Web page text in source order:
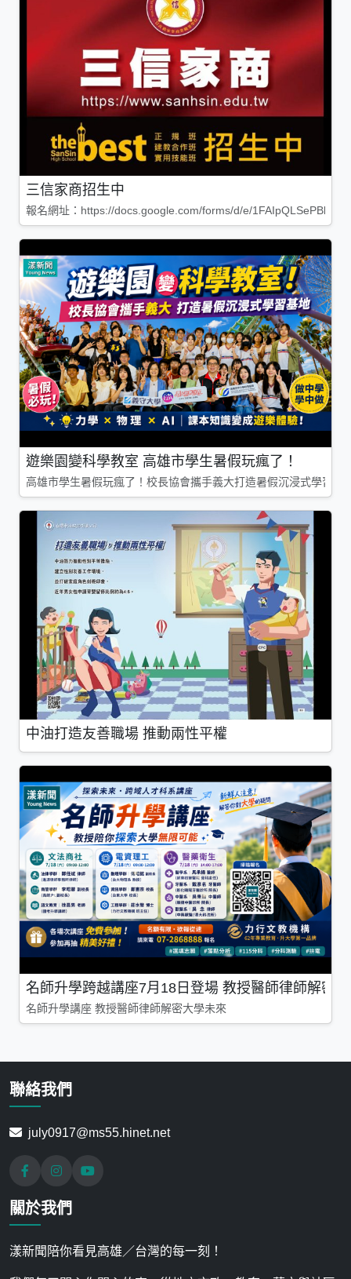
三信家商招生中
報名網址：https://docs.google.com/forms/d/e/
遊樂園變科學教室 高雄市學生暑假玩瘋了！
高雄市學生暑假玩瘋了！校長協會攜手義大打造暑假沉浸式學習基
中油打造友善職場 推動兩性平權
名師升學跨越講座7月18日登場 教授醫師律師解密
名師升學講座 教授醫師律師解密大學未來
聯絡我們
july0917@ms55.hinet.net
關於我們
漾新聞陪你看見高雄／台灣的每一刻！